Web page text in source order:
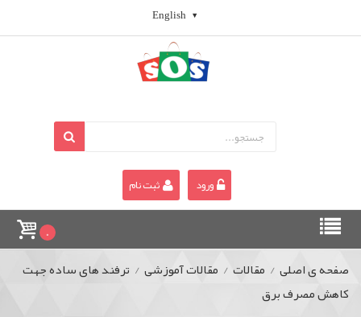
English
ورود ثبت نام
0
صفحه ی اصلی / مقالات / مقالات آموزشی / ترفند های ساده جهت
کاهش مصرف برق